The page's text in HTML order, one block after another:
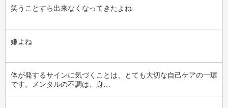
笑うことすら出来なくなってきたよね
嫌よね
体が発するサインに気づくことは、とても大切な自己ケアの一環
です。メンタルの不調は、身…